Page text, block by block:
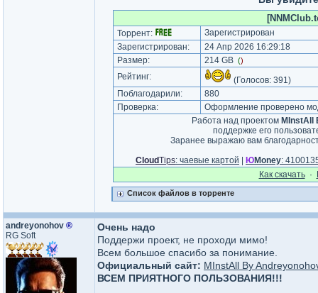
Торрент:
Зарегистрирован
Зарегистрирован:
24 Апр 2026 16:29:18
Размер:
214 GB ()
Рейтинг: (Голосов: 391)
Поблагодарили:
880
Проверка:
Оформление проверено
Работа над проектом MInstAll
поддержке его
Заранее выражаю вам
CloudTips: чаевые картой ЮMoney:
Как cкачать·
Список файлов в торренте
andreyonohov ®
RG Soft
Очень надо
Поддержи проект, не проходи мимо!
Всем большое спасибо за понимание.
Официальный сайт: MInstAll By
ВСЕМ ПРИЯТНОГО ПОЛЬЗОВАНИЯ!!!